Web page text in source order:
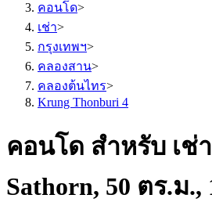
คอนโด>
เช่า>
กรุงเทพฯ>
คลองสาน>
คลองต้นไทร>
Krung Thonburi 4
คอนโด สำหรับ เช่
Sathorn, 50 ตร.ม